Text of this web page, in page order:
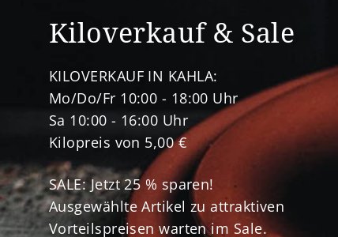
Kiloverkauf & Sale
KILOVERKAUF IN KAHLA:
Mo/Do/Fr 10:00 - 18:00 Uhr
Sa 10:00 - 16:00 Uhr
Kilopreis von 5,00 €
SALE: Jetzt 25 % sparen!
Ausgewählte Artikel zu attraktiven
Vorteilspreisen warten im Sale.